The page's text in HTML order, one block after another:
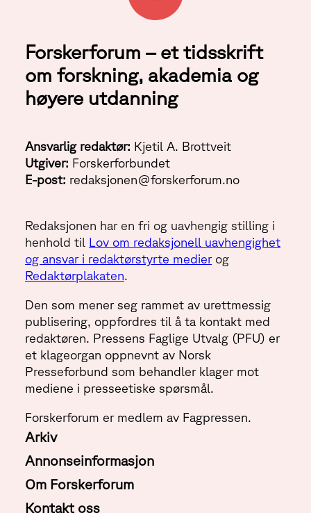
Forskerforum – et tidsskrift
om forskning, akademia og
høyere utdanning
Ansvarlig redaktør: Kjetil A. Brottveit
Utgiver: Forskerforbundet
E-post: redaksjonen@forskerforum.no
Redaksjonen har en fri og uavhengig stilling i
henhold til Lov om redaksjonell uavhengighet
og ansvar i redaktørstyrte medierog
Redaktørplakaten.
Den som mener seg rammet av urettmessig
publisering, oppfordres til å ta kontakt med
redaktøren. Pressens Faglige Utvalg (PFU) er
et klageorgan oppnevnt av Norsk
Presseforbund som behandler klager mot
mediene i presseetiske spørsmål.
Forskerforum er medlem av Fagpressen.
Arkiv
Annonseinformasjon
Om Forskerforum
Kontakt oss